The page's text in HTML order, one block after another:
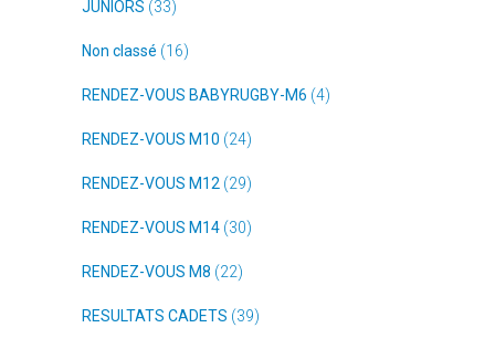
JUNIORS (33)
Non classé (16)
RENDEZ-VOUS BABYRUGBY-M6 (4)
RENDEZ-VOUS M10 (24)
RENDEZ-VOUS M12 (29)
RENDEZ-VOUS M14 (30)
RENDEZ-VOUS M8 (22)
RESULTATS CADETS (39)